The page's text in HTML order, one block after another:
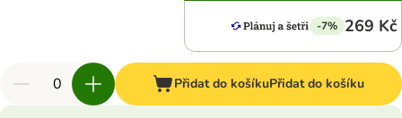
-7% 269 Kč
Přidat do košíkuPřidat do košíku